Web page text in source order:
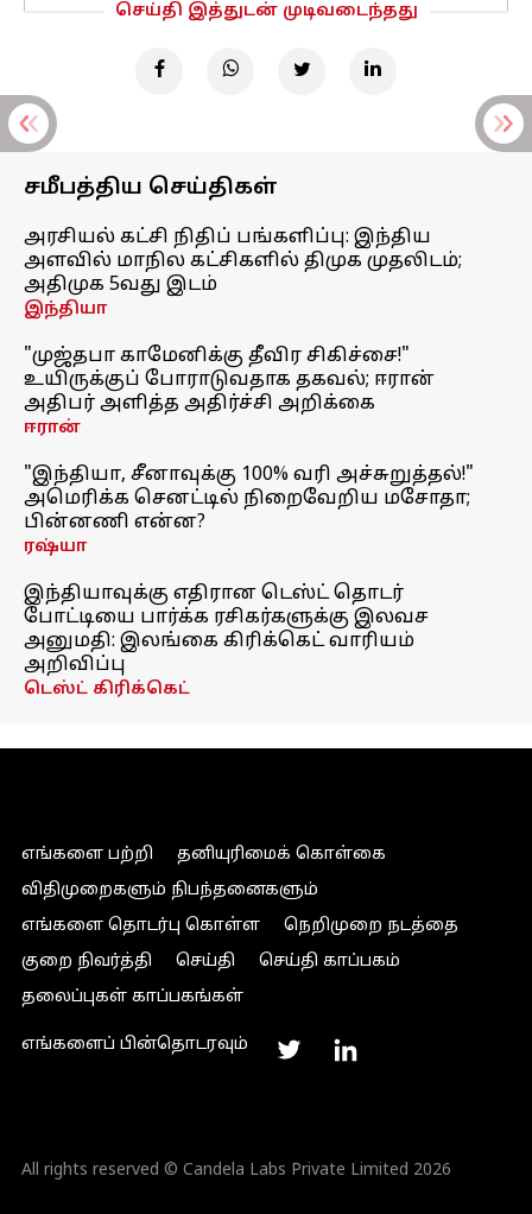
செய்தி இத்துடன் முடிவடைந்தது
சமீபத்திய செய்திகள்
அரசியல் கட்சி நிதிப் பங்களிப்பு: இந்திய
அளவில் மாநில கட்சிகளில் திமுக முதலிடம்;
அதிமுக 5வது இடம்
இந்தியா
"முஜ்தபா காமேனிக்கு தீவிர சிகிச்சை!"
உயிருக்குப் போராடுவதாக தகவல்; ஈரான்
அதிபர் அளித்த அதிர்ச்சி அறிக்கை
ஈரான்
"இந்தியா, சீனாவுக்கு 100% வரி அச்சுறுத்தல்!"
அமெரிக்க செனட்டில் நிறைவேறிய மசோதா;
பின்னணி என்ன?
ரஷ்யா
இந்தியாவுக்கு எதிரான டெஸ்ட் தொடர்
போட்டியை பார்க்க ரசிகர்களுக்கு இலவச
அனுமதி: இலங்கை கிரிக்கெட் வாரியம்
அறிவிப்பு
டெஸ்ட் கிரிக்கெட்
எங்களை பற்றி
தனியுரிமைக் கொள்கை
விதிமுறைகளும் நிபந்தனைகளும்
எங்களை தொடர்பு கொள்ள
நெறிமுறை நடத்தை
குறை நிவர்த்தி
செய்தி
செய்தி காப்பகம்
தலைப்புகள் காப்பகங்கள்
எங்களைப் பின்தொடரவும்
All rights reserved © Candela Labs Private Limited 2026